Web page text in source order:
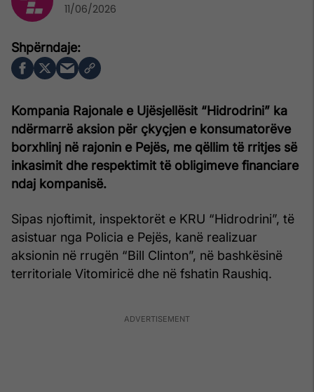
Kompania Rajonale e Ujësjellësit “Hidrodrini” ka
ndërmarrë aksion për çkyçjen e konsumatorëve
borxhlinj në rajonin e Pejës, me qëllim të rritjes së
inkasimit dhe respektimit të obligimeve financiare
ndaj kompanisë.
Sipas njoftimit, inspektorët e KRU “Hidrodrini”, të
asistuar nga Policia e Pejës, kanë realizuar
aksionin në rrugën “Bill Clinton”, në bashkësinë
territoriale Vitomiricë dhe në fshatin Raushiq.
11/06/2026